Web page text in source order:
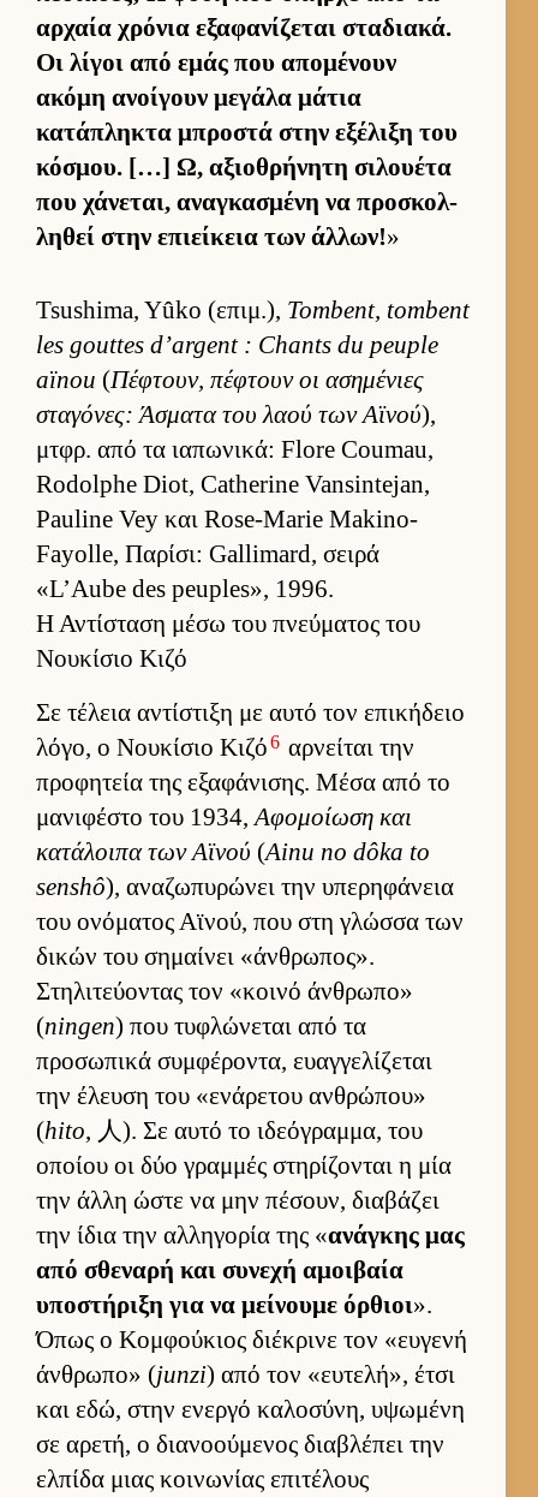
αρ­χαία χρόνια εξαφανίζεται σταδια­κά.
Οι λίγοι από εμάς που απομένουν
ακόμη ανοί­γουν μεγάλα μάτια
κατάπληκτα μπροστά στην εξέλιξη του
κόσμου. […] Ω, αξιο­θρήνητη σιλου­έτα
που χάνεται, αναγκασμένη να προσκολ­
ληθεί στην επιεί­κεια των άλ­λων!»
Tsushima, Yûko (επιμ.), Tombent, tombent
les gouttes d’argent : Chants du peuple
aïnou (Πέφτουν, πέφτουν οι ασημένιες
σταγόνες: Άσματα του λαού των Αϊνού),
μτ­φρ. από τα ια­πωνικά: Flore Coumau,
Rodolphe Diot, Catherine Vansintejan,
Pauline Vey και Rose-Marie Makino-
Fayolle, Παρίσι: Gallimard, σειρά
«L’Aube des peuples», 1996.
Η Αντίσταση μέσω του πνεύματος του
Νουκίσιο Κιζό
Σε τέλεια αντίστιξη με αυτό τον επικήδειο
λόγο, ο Νου­κίσιο Κιζό6 αρ­νεί­ται την
προφητεία της εξαφάνισης. Μέσα από το
μανιφέστο του 1934,Αφομοί­ωση και
κατάλοιπα των Αϊνού (Ainu no dôka to
senshô), αναζωπυρώνει την υπερηφάνεια
του ονόματος Αϊνού, που στη γλώσσα των
δικών του σημαί­νει «άν­θρωπος».
Στηλιτεύ­οντας τον «κοινό άν­θρωπο»
(ningen) που τυφλώνεται από τα
προσωπικά συμ­φέροντα, ευαγ­γελίζεται
την έλευση του «ενάρετου αν­θρώπου»
(hito, 人). Σε αυτό το ιδεόγραμ­μα, του
οποίου οι δύο γραμ­μές στηρίζονται η μία
την άλλη ώστε να μην πέσουν, δια­βάζει
την ίδια την αλ­ληγορία της «ανάγκης μας
από σθεναρή και συνεχή αμοι­βαία
υποστήριξη για να μεί­νουμε όρ­θιοι».
Όπως ο Κομ­φού­κιος διέκρινε τον «ευ­γενή
άν­θρωπο» (junzi) από τον «ευ­τελή», έτσι
και εδώ, στην ενεργό καλοσύνη, υψωμένη
σε αρετή, ο δια­νοού­μενος δια­βλέπει την
ελ­πίδα μιας κοι­νωνίας επιτέλους